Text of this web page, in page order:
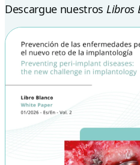
Descargue nuestros Libros